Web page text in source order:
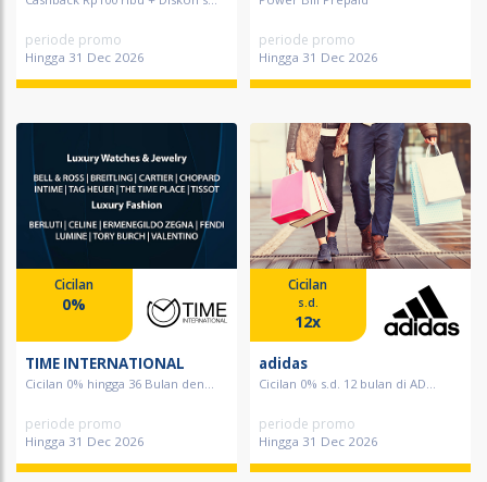
periode promo
Hingga 31 Dec 2026
periode promo
Hingga 31 Dec 2026
Cicilan
0%
TIME INTERNATIONAL
Cicilan 0% hingga 36 Bulan den...
periode promo
Hingga 31 Dec 2026
Cicilan
s.d.
12x
adidas
Cicilan 0% s.d. 12 bulan di AD...
periode promo
Hingga 31 Dec 2026